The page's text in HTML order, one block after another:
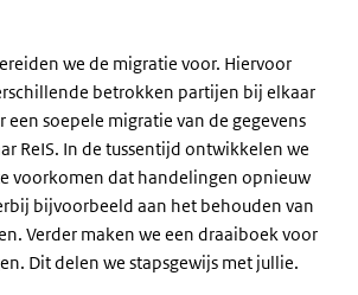
we de migratie voor. Hiervoor
betrokken partijen bij elkaar
een soepele migratie van de gegevens
ReIS. In de tussentijd ontwikkelen we
voorkomen dat handelingen opnieuw
bijvoorbeeld aan het behouden van
Verder maken we een draaiboek voor
Dit delen we stapsgewijs met jullie.